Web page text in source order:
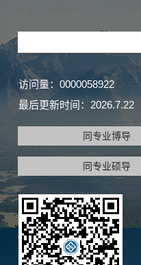
访问量： 0000058922
最后更新时间： 2026.7.22
同专业博导
同专业硕导